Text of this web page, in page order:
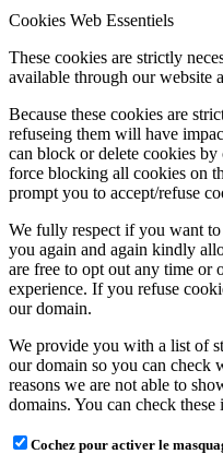
Cookies Web Essentiels
These cookies are strictly
available through our website
Because these cookies are
refuseing them will have
can block or delete cookies
force blocking all cookies on
prompt you to accept/refuse
We fully respect if you want
you again and again kindly
are free to opt out any time or
experience. If you refuse
our domain.
We provide you with a list of
our domain so you can check
reasons we are not able to
domains. You can check
Cochez pour activer le